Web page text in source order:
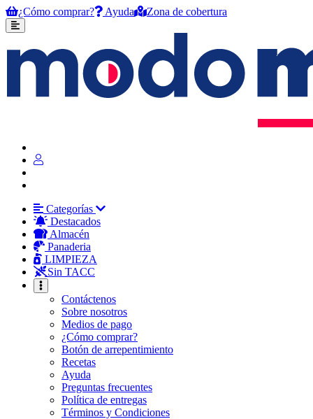
¿Cómo comprar? Ayuda Zona de cobertura
Categorías
Destacados
Almacén
Panaderia
LIMPIEZA
Sin TACC
Contáctenos
Sobre nosotros
Medios de pago
¿Cómo comprar?
Botón de arrepentimiento
Recetas
Ayuda
Preguntas frecuentes
Política de entregas
Términos y Condiciones